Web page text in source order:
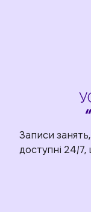
Записи
доступні 24/